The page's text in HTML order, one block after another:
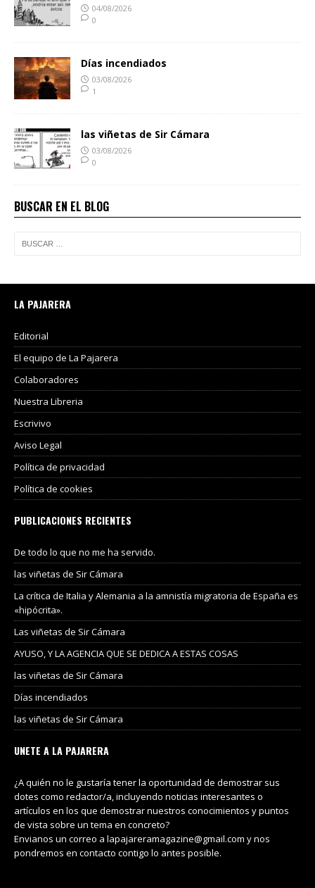
04/08/2026
0
Días incendiados
03/08/2026
1
las viñetas de Sir Cámara
03/08/2026
0
BUSCAR EN EL BLOG
LA PAJARERA
Editorial
El equipo de La Pajarera
Colaboradores
Nuestra Libreria
Escrivivo
Aviso Legal
Política de privacidad
Política de cookies
PUBLICACIONES RECIENTES
De todo lo que no me ha servido.
las viñetas de Sir Cámara
La crítica de Italia y Alemania a la amnistía migratoria de España es
«hipócrita».
Las viñetas de Sir Cámara
AYUSO, Y LA AGENCIA QUE SE DEDICA A ESTAS COSAS
las viñetas de Sir Cámara
Días incendiados
las viñetas de Sir Cámara
UNETE A LA PAJARERA
¿A quién no le gustaría tener la oportunidad de demostrar sus
dotes como redactor/a, incluyendo noticias interesantes o
artículos en los que demostrar nuestros conocimientos y puntos
de vista sobre un tema en concreto?
Envianos un correo a lapajareramagazine@gmail.com y nos
pondremos en contacto contigo lo antes posible.